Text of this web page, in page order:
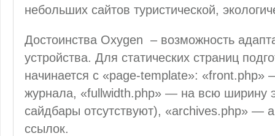
небольших сайтов туристической,
Достоинства Oxygen – возможность
устройства. Для статических страниц
начинается с «page-template»:
журнала, «fullwidth.php» — на всю ширину
сайдбары отсутствуют), «archives.php» —
ссылок.